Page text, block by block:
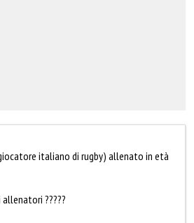
italiano di rugby) allenato in età
?????